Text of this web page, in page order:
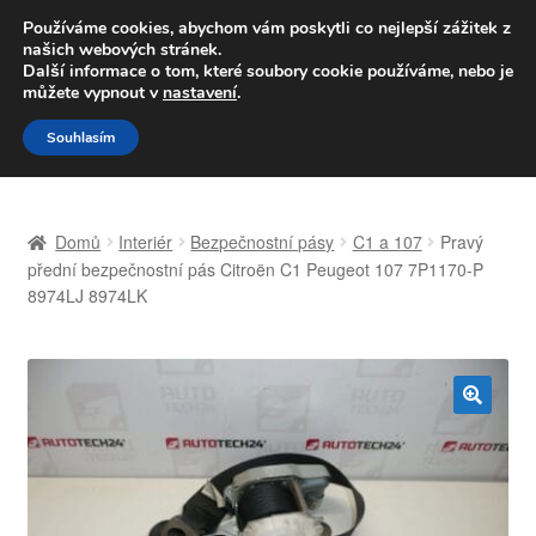
DOPRAVA od 139,-Kč
Volejte po-pá 9-16 704 494 494
Přeskočit
na
navigaci
Přejít
k
obsahu
Celosvětová doprava
Košík
Domů Interiér Bezpečnostní pásy C1 a 107
Pravý
přední bezpečnostní pás Citroën C1 Peugeot 107 7P1170-P
8974LJ 8974LK
Používáme cookies, abychom vám poskytli co nejlepší zážitek z
našich webových stránek.
Další informace o tom, které soubory cookie používáme, nebo je
můžete vypnout v nastavení.
Souhlasím